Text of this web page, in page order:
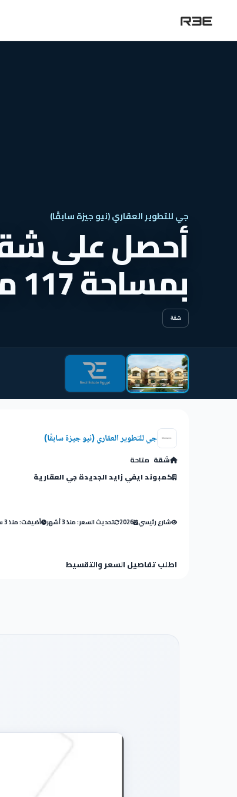
جي للتطوير العقاري (نيو جيزة سابقًا)
أحصل على
بمساحة 117 متر
شقة
جي للتطوير العقاري (نيو جيزة سابقًا)
شقة متاحة
كمبوند ايفي زايد الجديدة جي العقارية
شارع رئيسي 2026 تحديث السعر: منذ 3 أشهر أضيفت: منذ 3 سنوات
اطلب تفاصيل السعر والتقسيط